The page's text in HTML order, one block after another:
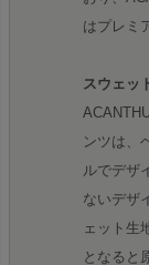
はプレミ
スウェッ
ンツは、
ルでデザ
ないデザ
ェット生
となると